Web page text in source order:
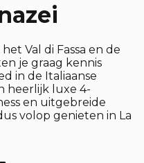
Val di Fassa en de
je graag kennis
in de Italiaanse
heerlijk luxe 4-
en uitgebreide
volop genieten in La